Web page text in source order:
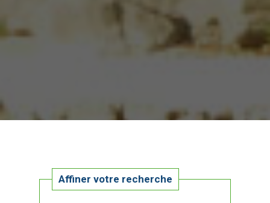
Affiner votre recherche